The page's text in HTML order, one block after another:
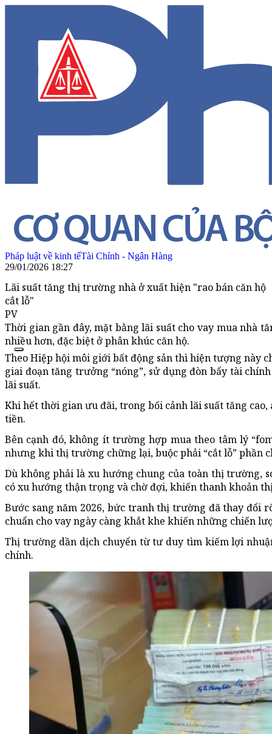
Pháp luật về kinh tếTài Chính - Ngân Hàng
29/01/2026 18:27
Lãi suất tăng thị trường nhà ở xuất hiện "rao bán căn hộ
cắt lỗ"
PV
Thời gian gần đây, mặt bằng lãi suất cho vay mua nhà
nhiều hơn, đặc biệt ở phân khúc căn hộ.
Theo Hiệp hội môi giới bất động sản thì hiện tượng này
giai đoạn tăng trưởng “nóng”, sử dụng đòn bẩy tài
lãi suất.
Khi hết thời gian ưu đãi, trong bối cảnh lãi suất tăng
tiền.
Bên cạnh đó, không ít trường hợp mua theo tâm lý
nhưng khi thị trường chững lại, buộc phải “cắt lỗ” phần
Dù không phải là xu hướng chung của toàn thị trường,
có xu hướng thận trọng và chờ đợi, khiến thanh khoản
Bước sang năm 2026, bức tranh thị trường đã thay đổi
chuẩn cho vay ngày càng khắt khe khiến những chiến
Thị trường dần dịch chuyển từ tư duy tìm kiếm lợi
chính.